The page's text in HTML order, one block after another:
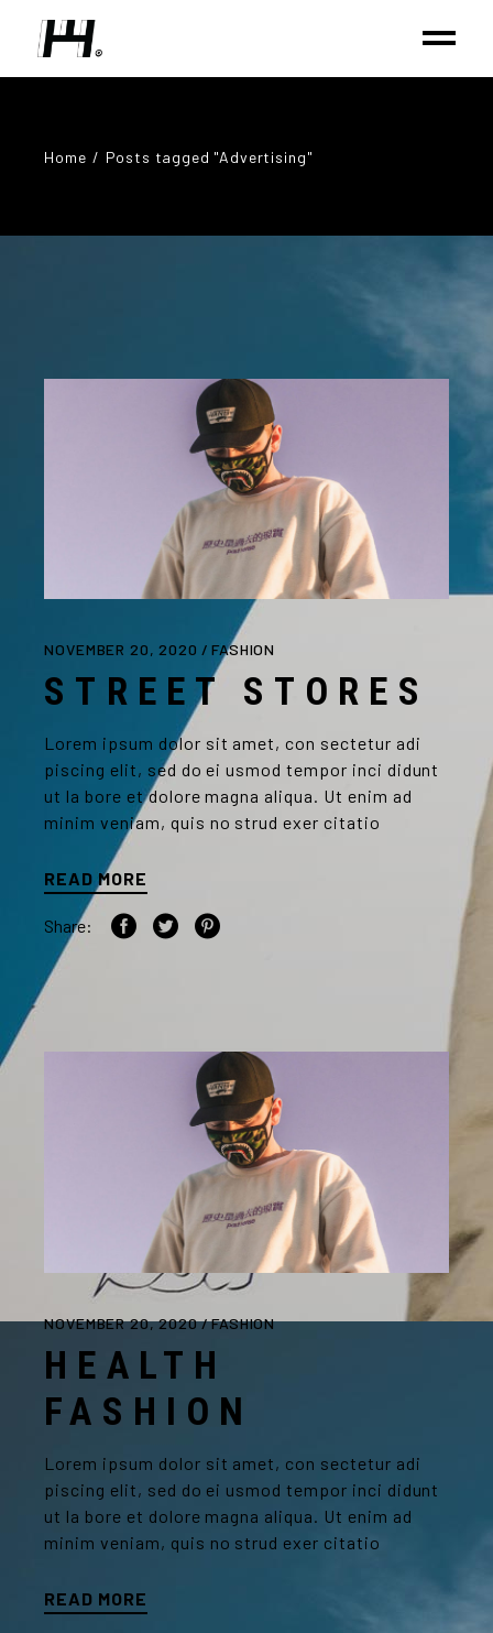
Home Posts tagged "Advertising"
NOVEMBER 20, 2020 FASHION
STREET STORES
Lorem ipsum dolor sit amet, con sectetur adi
piscing elit, sed do ei usmod tempor inci didunt
ut la bore et dolore magna aliqua. Ut enim ad
minim veniam, quis no strud exer citatio
READ MORE
Share:
NOVEMBER 20, 2020 FASHION
HEALTH
FASHION
Lorem ipsum dolor sit amet, con sectetur adi
piscing elit, sed do ei usmod tempor inci didunt
ut la bore et dolore magna aliqua. Ut enim ad
minim veniam, quis no strud exer citatio
READ MORE